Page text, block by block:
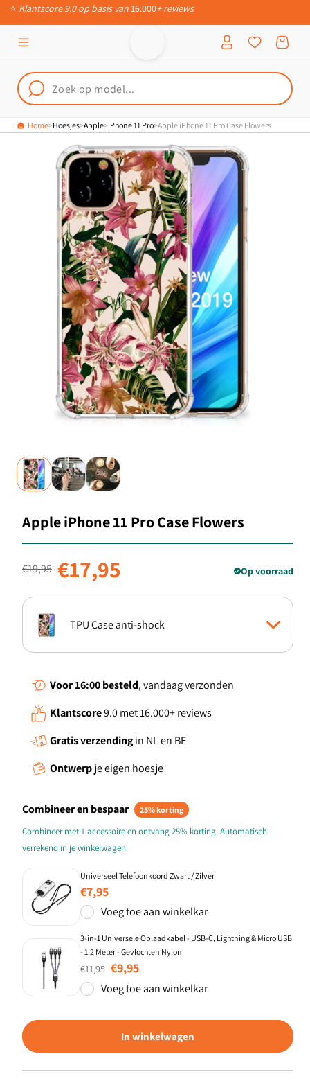
Meteen naar
Inloggen Winkelwagen
Home Hoesjes Apple iPhone 11 Pro Apple iPhone 11 Pro Case Flowers
Apple iPhone 11 Pro Case Flowers
Normale prijs
€19,95
Aanbiedingsprijs
€17,95 Op voorraad
TPU Case anti-shock
Boekhoesje
Standcase Hoesje
TPU Hoesje
Voor 16:00besteld, vandaag verzonden
Klantscore9.0 met 16.000+ reviews
Gratis verzendingin NL en BE
Ontwerpje eigen hoesje
Combineer en bespaar 25% korting
Combineer met 1 accessoire en ontvang 25% korting. Automatisch
verrekend in je winkelwagen
Universeel Telefoonkoord Zwart / Zilver
Normale
prijs
€7,95
Voeg toe aan winkelkar
3-in-1 Universele Oplaadkabel - USB-C, Lightning & Micro USB
- 1.2 Meter - Gevlochten Nylon
Normale prijs
€11,95 Aanbiedingsprijs
€9,95
Voeg toe aan winkelkar
In winkelwagen